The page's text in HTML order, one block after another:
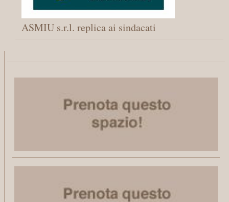
ASMIU s.r.l. replica ai sindacati